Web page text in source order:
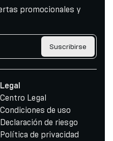
promocionales y
Suscribirse
Legal
Centro Legal
Condiciones de uso
Declaración de riesgo
Política de privacidad